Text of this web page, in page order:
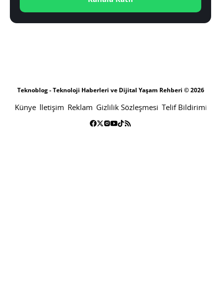
Teknoblog - Teknoloji Haberleri ve Dijital Yaşam Rehberi © 2026
Künye İletişim Reklam Gizlilik Sözleşmesi Telif Bildirimi